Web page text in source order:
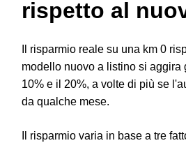
rispetto al
Il risparmio reale su una km 0
modello nuovo a listino si aggira
10% e il 20%, a volte di più se
da qualche mese.
Il risparmio varia in base a tre